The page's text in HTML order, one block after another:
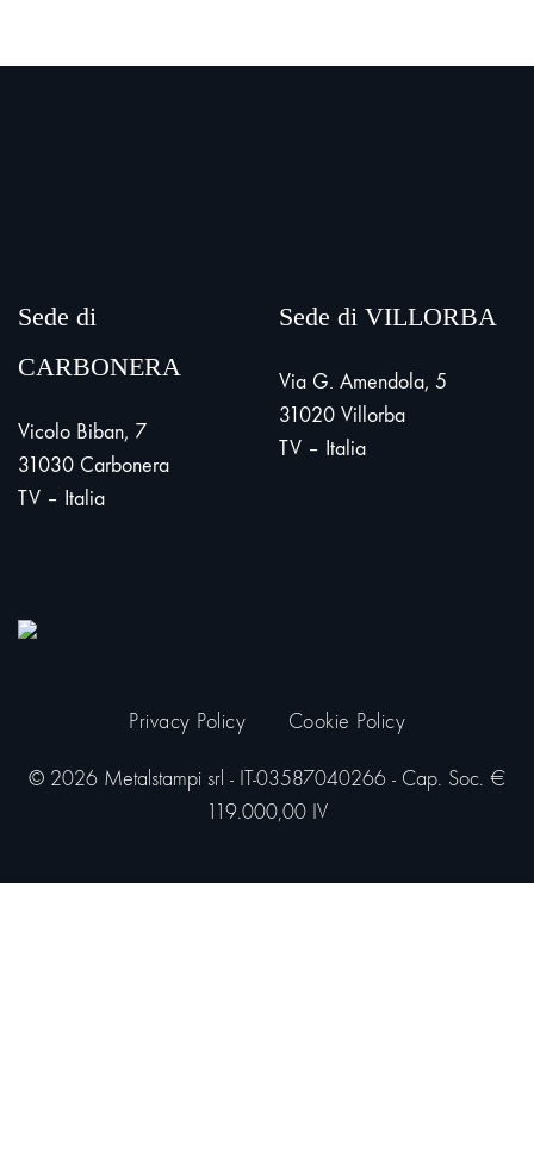
Sede di
CARBONERA
Vicolo Biban, 7
31030 Carbonera
TV – Italia
Sede di VILLORBA
Via G. Amendola, 5
31020 Villorba
TV – Italia
© 2026 Metalstampi srl - IT-03587040266 - Cap. Soc. €
119.000,00 IV
Privacy Policy Cookie Policy